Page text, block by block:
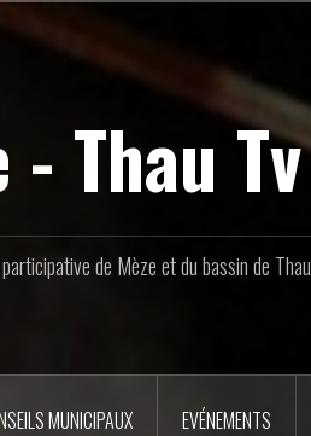
- Thau Tv
de Mèze et du bassin de Thau
MUNICIPAUX EVÉNEMENTS